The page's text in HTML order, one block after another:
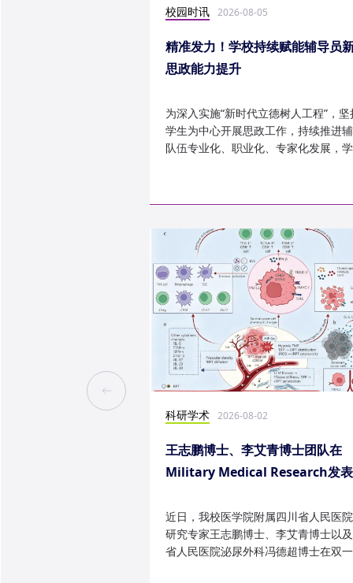
校园时讯 2026-08-05
精准发力！学校持续赋能辅导员
思政能力提升
为深入实施“新时代立德树人工程”，
学生为中心开展思政工作，持续推进
队伍专业化、职业化、专家化发展，
科研学术 2026-08-02
王志鹏博士、李艾青博士团队在
Military Medical Research发
近日，我校医学院附属四川省人民医
研究专家王志鹏博士、李艾青博士以
省人民医院泌尿外科冯德超博士在双